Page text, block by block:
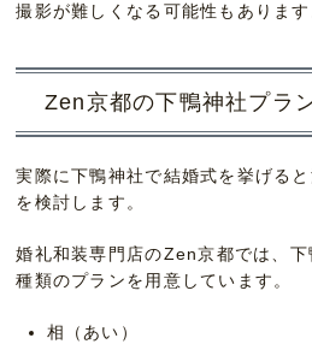
撮影が難しくなる可能性もあります
Zen京都の下鴨神社プラ
実際に下鴨神社で結婚式を挙げる
を検討します。
婚礼和装専門店のZen京都では、
種類のプランを用意しています。
相（あい）